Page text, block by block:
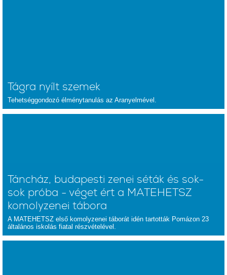
Tágra nyílt szemek
Tehetséggondozó élménytanulás az Aranyelmével.
Táncház, budapesti zenei séták és sok-
sok próba - véget ért a MATEHETSZ
komolyzenei tábora
A MATEHETSZ első komolyzenei táborát idén tartották Pomázon 23
általános iskolás fiatal részvételével.